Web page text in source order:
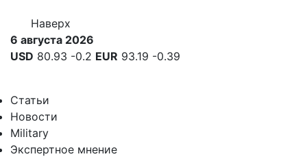
Наверх
6 августа 2026
USD 80.93 -0.2 EUR 93.19 -0.39
Статьи
Новости
Military
Экспертное мнение